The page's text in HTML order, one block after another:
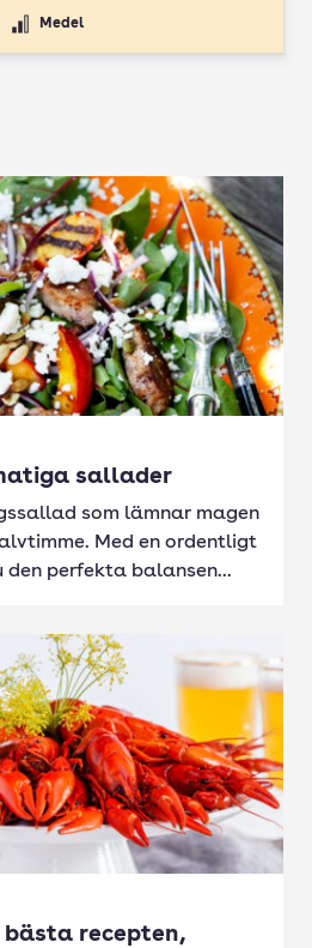
Medel
sallader
som lämnar magen
Med en ordentligt
perfekta balansen...
recepten,